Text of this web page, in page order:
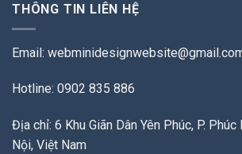
THÔNG TIN LIÊN HỆ
Email:
Hotline: 0902 835 886
Địa chỉ: 6 Khu Giãn Dân Yên Phúc, P.
Nội, Việt Nam